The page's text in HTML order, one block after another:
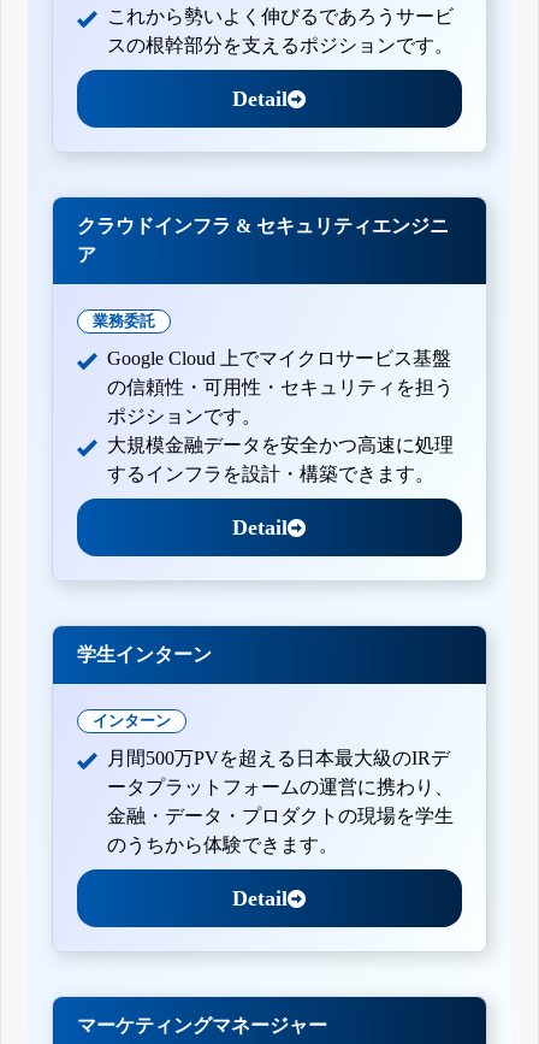
これから勢いよく伸びるであろうサービ
スの根幹部分を支えるポジションです。
Detail
クラウドインフラ & セキュリティエンジニ
ア
業務委託
Google Cloud 上でマイクロサービス基盤
の信頼性・可用性・セキュリティを担う
ポジションです。
大規模金融データを安全かつ高速に処理
するインフラを設計・構築できます。
Detail
学生インターン
インターン
月間500万PVを超える日本最大級のIRデ
ータプラットフォームの運営に携わり、
金融・データ・プロダクトの現場を学生
のうちから体験できます。
Detail
マーケティングマネージャー